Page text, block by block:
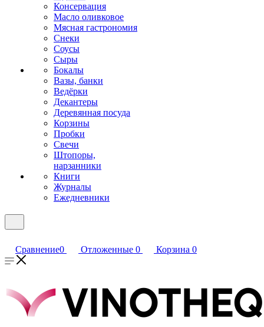
Консервация
Масло оливковое
Мясная гастрономия
Снеки
Соусы
Сыры
Бокалы
Вазы, банки
Ведёрки
Декантеры
Деревянная посуда
Корзины
Пробки
Свечи
Штопоры,
нарзанники
Книги
Журналы
Ежедневники
Сравнение0 Отложенные 0 Корзина 0